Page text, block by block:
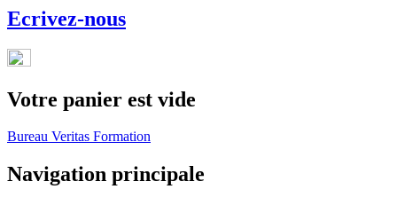
Ecrivez-nous
Votre panier est vide
Bureau Veritas Formation
Navigation principale